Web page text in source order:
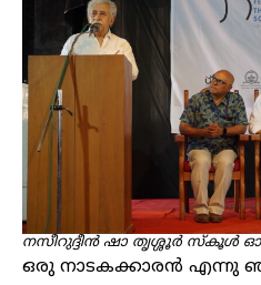
നസീറുദ്ദീൻ ഷാ തൃശ്ശൂർ സ്കൂൾ
ഒരു നാടകക്കാരൻ എന്നു